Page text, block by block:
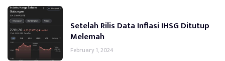
Setelah Rilis Data Inflasi IHSG Ditutup
Melemah
February 1, 2024